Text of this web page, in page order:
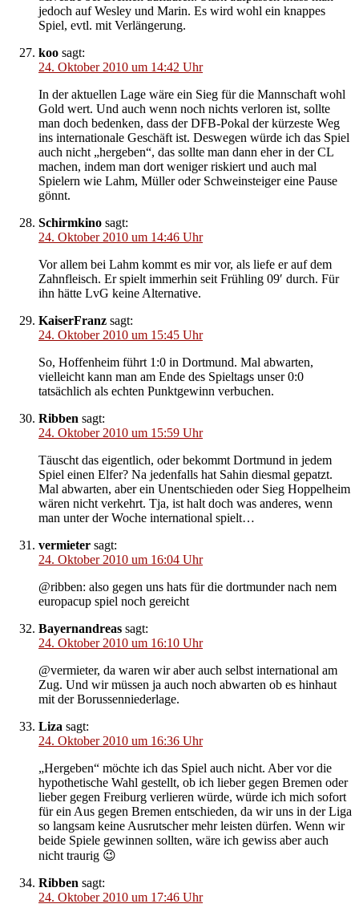
jedoch auf Wesley und Marin. Es wird wohl ein knappes
Spiel, evtl. mit Verlängerung.
koo sagt:
24. Oktober 2010 um 14:42 Uhr
In der aktuellen Lage wäre ein Sieg für die Mannschaft wohl
Gold wert. Und auch wenn noch nichts verloren ist, sollte
man doch bedenken, dass der DFB-Pokal der kürzeste Weg
ins internationale Geschäft ist. Deswegen würde ich das Spiel
auch nicht „hergeben“, das sollte man dann eher in der CL
machen, indem man dort weniger riskiert und auch mal
Spielern wie Lahm, Müller oder Schweinsteiger eine Pause
gönnt.
Schirmkino sagt:
24. Oktober 2010 um 14:46 Uhr
Vor allem bei Lahm kommt es mir vor, als liefe er auf dem
Zahnfleisch. Er spielt immerhin seit Frühling 09′ durch. Für
ihn hätte LvG keine Alternative.
KaiserFranz sagt:
24. Oktober 2010 um 15:45 Uhr
So, Hoffenheim führt 1:0 in Dortmund. Mal abwarten,
vielleicht kann man am Ende des Spieltags unser 0:0
tatsächlich als echten Punktgewinn verbuchen.
Ribben sagt:
24. Oktober 2010 um 15:59 Uhr
Täuscht das eigentlich, oder bekommt Dortmund in jedem
Spiel einen Elfer? Na jedenfalls hat Sahin diesmal gepatzt.
Mal abwarten, aber ein Unentschieden oder Sieg Hoppelheim
wären nicht verkehrt. Tja, ist halt doch was anderes, wenn
man unter der Woche international spielt…
vermieter sagt:
24. Oktober 2010 um 16:04 Uhr
@ribben: also gegen uns hats für die dortmunder nach nem
europacup spiel noch gereicht
Bayernandreas sagt:
24. Oktober 2010 um 16:10 Uhr
@vermieter, da waren wir aber auch selbst international am
Zug. Und wir müssen ja auch noch abwarten ob es hinhaut
mit der Borussenniederlage.
Liza sagt:
24. Oktober 2010 um 16:36 Uhr
„Hergeben“ möchte ich das Spiel auch nicht. Aber vor die
hypothetische Wahl gestellt, ob ich lieber gegen Bremen oder
lieber gegen Freiburg verlieren würde, würde ich mich sofort
für ein Aus gegen Bremen entschieden, da wir uns in der Liga
so langsam keine Ausrutscher mehr leisten dürfen. Wenn wir
beide Spiele gewinnen sollten, wäre ich gewiss aber auch
nicht traurig 😉
Ribben sagt:
24. Oktober 2010 um 17:46 Uhr